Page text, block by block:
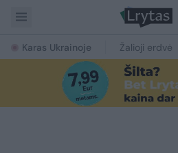
Karas Ukrainoje Žalioji erdvė